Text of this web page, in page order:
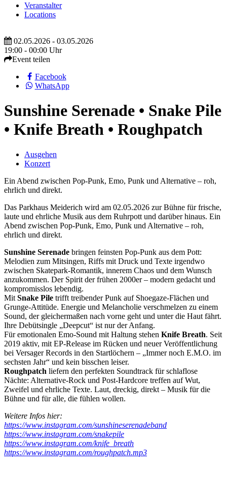
Veranstalter
Locations
02.05.2026 - 03.05.2026
19:00 - 00:00 Uhr
Event teilen
Facebook
WhatsApp
Sunshine Serenade • Snake Pile
• Knife Breath • Roughpatch
Ausgehen
Konzert
Ein Abend zwischen Pop-Punk, Emo, Punk und Alternative – roh,
ehrlich und direkt.
Das Parkhaus Meiderich wird am 02.05.2026 zur Bühne für frische,
laute und ehrliche Musik aus dem Ruhrpott und darüber hinaus. Ein
Abend zwischen Pop-Punk, Emo, Punk und Alternative – roh,
ehrlich und direkt.
Sunshine Serenade bringen feinsten Pop-Punk aus dem Pott:
Melodien zum Mitsingen, Riffs mit Druck und Texte irgendwo
zwischen Skatepark-Romantik, innerem Chaos und dem Wunsch
anzukommen. Der Spirit der frühen 2000er – modern gedacht und
kompromisslos lebendig.
Mit Snake Pile trifft treibender Punk auf Shoegaze-Flächen und
Grunge-Attitüde. Energie und Melancholie verschmelzen zu einem
Sound, der gleichermaßen nach vorne geht und unter die Haut fährt.
Ihre Debütsingle „Deepcut“ ist nur der Anfang.
Für emotionalen Emo-Sound mit Haltung stehen Knife Breath. Seit
2019 aktiv, mit EP-Release im Rücken und neuer Veröffentlichung
bei Versager Records in den Startlöchern – „Immer noch E.M.O. im
sechsten Jahr“ und kein bisschen leiser.
Roughpatch liefern den perfekten Soundtrack für schlaflose
Nächte: Alternative-Rock und Post-Hardcore treffen auf Wut,
Zweifel und ehrliche Texte. Laut, dreckig, direkt – Musik für die
Bühne und für alle, die fühlen wollen.
Weitere Infos hier:
https://www.instagram.com/sunshineserenadeband
https://www.instagram.com/snakepile
https://www.instagram.com/knife_breath
https://www.instagram.com/roughpatch.mp3